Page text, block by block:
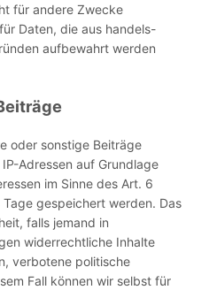
für andere Zwecke
Daten, die aus handels-
aufbewahrt werden
oder sonstige Beiträge
Adressen auf Grundlage
im Sinne des Art. 6
Tage gespeichert werden. Das
falls jemand in
widerrechtliche Inhalte
verbotene politische
Fall können wir selbst für